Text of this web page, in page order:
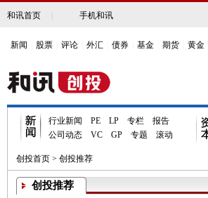
和讯首页 手机和讯
新闻 股票 评论 外汇 债券 基金 期货 黄金
行业新闻 PE LP 专栏
报告
公司动态
VC GP 专题 滚动
创投首页 > 创投推荐
创投推荐